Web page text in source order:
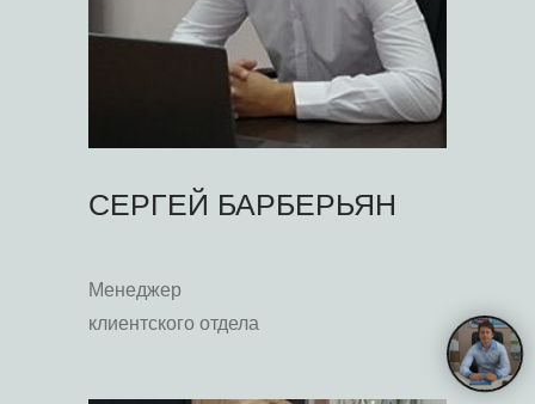
СЕРГЕЙ БАРБЕРЬЯН
Менеджер
клиентского отдела